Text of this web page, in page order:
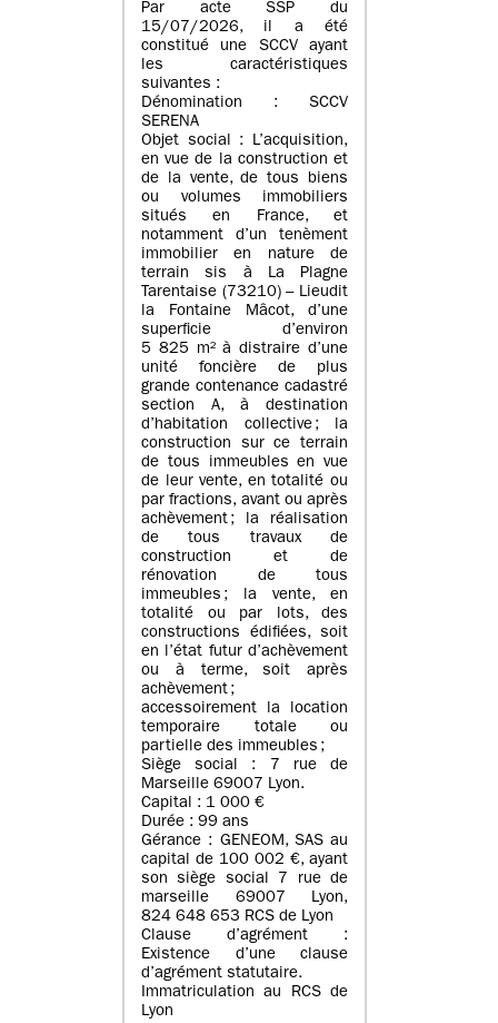
Par acte SSP du
15/07/2026, il a été
constitué une SCCV ayant
les caractéristiques
suivantes :
Dénomination : SCCV
SERENA
Objet social : L’acquisition,
en vue de la construction et
de la vente, de tous biens
ou volumes immobiliers
situés en France, et
notamment d’un tenèment
immobilier en nature de
terrain sis à La Plagne
Tarentaise (73210) – Lieudit
la Fontaine Mâcot, d’une
superficie d’environ
5 825 m² à distraire d’une
unité foncière de plus
grande contenance cadastré
section A, à destination
d’habitation collective ; la
construction sur ce terrain
de tous immeubles en vue
de leur vente, en totalité ou
par fractions, avant ou après
achèvement ; la réalisation
de tous travaux de
construction et de
rénovation de tous
immeubles ; la vente, en
totalité ou par lots, des
constructions édifiées, soit
en l’état futur d’achèvement
ou à terme, soit après
achèvement ;
accessoirement la location
temporaire totale ou
partielle des immeubles ;
Siège social : 7 rue de
Marseille 69007 Lyon.
Capital : 1 000 €
Durée : 99 ans
Gérance : GENEOM, SAS au
capital de 100 002 €, ayant
son siège social 7 rue de
marseille 69007 Lyon,
824 648 653 RCS de Lyon
Clause d’agrément :
Existence d’une clause
d’agrément statutaire.
Immatriculation au RCS de
Lyon